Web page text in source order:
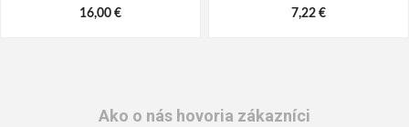
16,00 € 7,22 €
Ako o nás hovoria zákazníci